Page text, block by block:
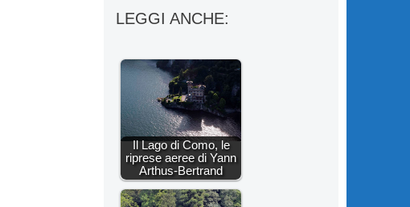
LEGGI ANCHE:
Il Lago di Como, le
riprese aeree di Yann
Arthus-Bertrand